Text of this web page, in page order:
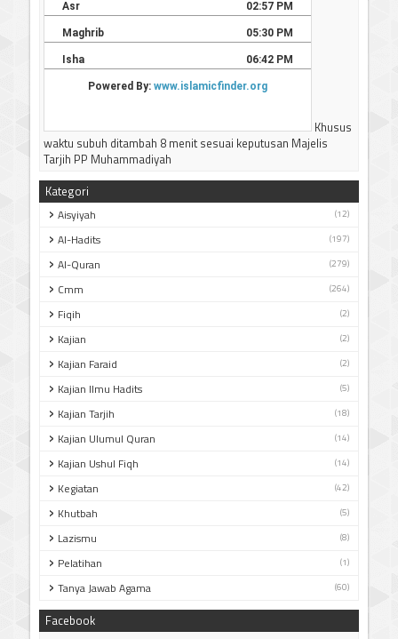
Khusus
waktu subuh ditambah 8 menit sesuai keputusan Majelis
Tarjih PP Muhammadiyah
Kategori
Aisyiyah (12)
Al-Hadits (197)
Al-Quran (279)
Cmm (264)
Fiqih (2)
Kajian (2)
Kajian Faraid (2)
Kajian Ilmu Hadits (5)
Kajian Tarjih (18)
Kajian Ulumul Quran (14)
Kajian Ushul Fiqh (14)
Kegiatan (42)
Khutbah (5)
Lazismu (8)
Pelatihan (1)
Tanya Jawab Agama (60)
Facebook